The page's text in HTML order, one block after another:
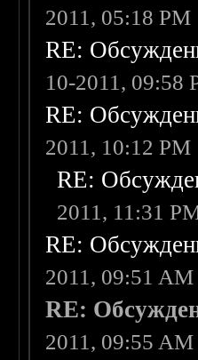
2011, 05:18 PM
RE:
10-2011, 09:58
RE:
2011, 10:12 PM
RE:
2011, 11:31
RE:
2011, 09:51 AM
RE:
2011, 09:55 AM